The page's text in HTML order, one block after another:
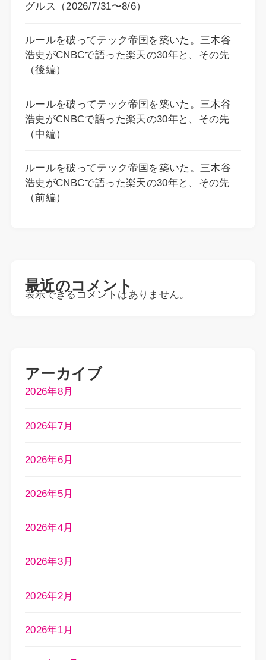
グルス（2026/7/31〜8/6）
ルールを破ってテック帝国を築いた。三木谷
浩史がCNBCで語った楽天の30年と、その先
（後編）
ルールを破ってテック帝国を築いた。三木谷
浩史がCNBCで語った楽天の30年と、その先
（中編）
ルールを破ってテック帝国を築いた。三木谷
浩史がCNBCで語った楽天の30年と、その先
（前編）
最近のコメント
表示できるコメントはありません。
アーカイブ
2026年8月
2026年7月
2026年6月
2026年5月
2026年4月
2026年3月
2026年2月
2026年1月